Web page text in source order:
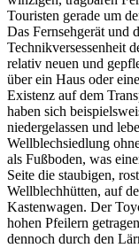
Touristen gerade um
Das Fernsehgerät und
Technikversessenheit
relativ neuen und
über ein Haus oder
Existenz auf dem
haben sich
niedergelassen und
Wellblechsiedlung
als Fußboden, was
Seite die staubigen,
Wellblechhütten, auf
Kastenwagen. Der
hohen Pfeilern
dennoch durch den